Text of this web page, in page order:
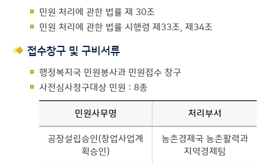
민원 처리에 관한 법률 제 30조
민원 처리에 관한 법률 시행령 제33조, 제34조
접수창구 및 구비서류
행정복지국 민원봉사과 민원접수 창구
사전심사청구대상 민원 : 8종
민원사무명 처리부서
공장설립승인(창업사업계
획승인)
농촌경제국 농촌활력과
지역경제팀